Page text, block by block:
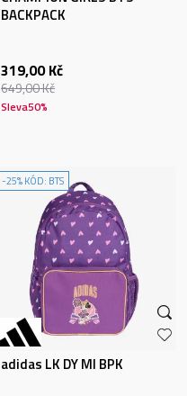
BACKPACK
319,00 Kč
649,00Kč
Sleva50%
-25% KÓD: BTS
adidas LK DY MI BPK